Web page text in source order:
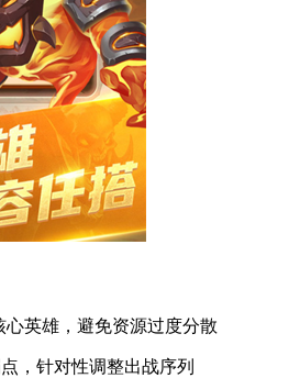
心英雄，避免资源过度分散
，针对性调整出战序列